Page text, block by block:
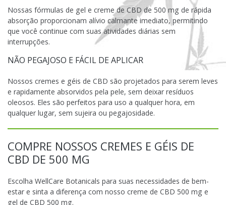
Nossas fórmulas de gel e creme de CBD de 500 mg de rápida
absorção proporcionam alívio calmante imediato, permitindo
que você continue com suas atividades diárias sem
interrupções.
NÃO PEGAJOSO E FÁCIL DE APLICAR
Nossos cremes e géis de CBD são projetados para serem leves
e rapidamente absorvidos pela pele, sem deixar resíduos
oleosos. Eles são perfeitos para uso a qualquer hora, em
qualquer lugar, sem sujeira ou pegajosidade.
COMPRE NOSSOS CREMES E GÉIS DE
CBD DE 500 MG
Escolha WellCare Botanicals para suas necessidades de bem-
estar e sinta a diferença com nosso creme de CBD 500 mg e
gel de CBD 500 mg.